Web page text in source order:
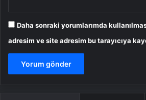
Daha sonraki yorumlarımda
adresim ve site adresim bu tarayıcıya